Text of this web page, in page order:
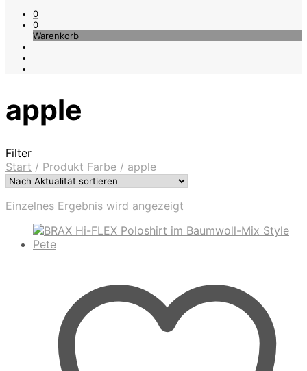
0
0
Warenkorb
apple
Filter
Start / Produkt Farbe / apple
Einzelnes Ergebnis wird angezeigt